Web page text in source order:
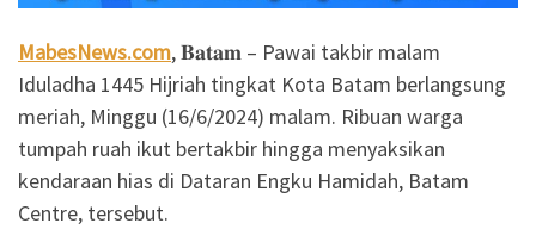
MabesNews.com, 𝐁𝐚𝐭𝐚𝐦 – Pawai takbir malam
Iduladha 1445 Hijriah tingkat Kota Batam berlangsung
meriah, Minggu (16/6/2024) malam. Ribuan warga
tumpah ruah ikut bertakbir hingga menyaksikan
kendaraan hias di Dataran Engku Hamidah, Batam
Centre, tersebut.